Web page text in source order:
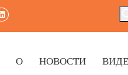
О НОВОСТИ